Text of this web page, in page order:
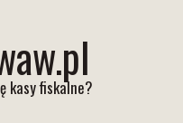
kasy fiskalne?